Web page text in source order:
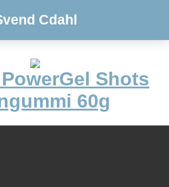
Cdahl
Shots
60g